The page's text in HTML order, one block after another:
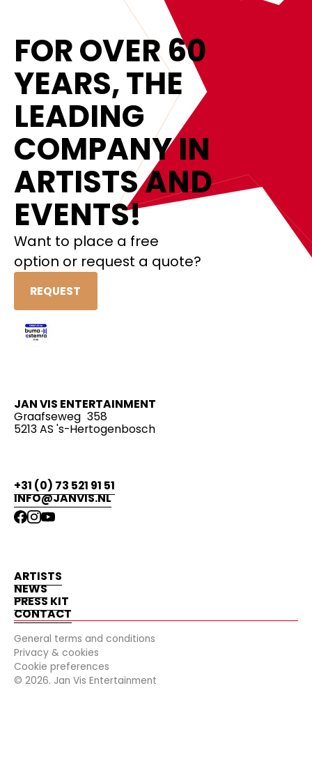
FOR OVER 60
YEARS, THE
LEADING
COMPANY IN
ARTISTS AND
EVENTS!
Want to place a free
option or request a quote?
REQUEST
JAN VIS ENTERTAINMENT
Graafseweg 358
5213 AS 's-Hertogenbosch
+31 (0) 73 521 91 51
INFO@JANVIS.NL
ARTISTS
NEWS
PRESS KIT
CONTACT
General terms and conditions
Privacy & cookies
Cookie preferences
© 2026. Jan Vis Entertainment